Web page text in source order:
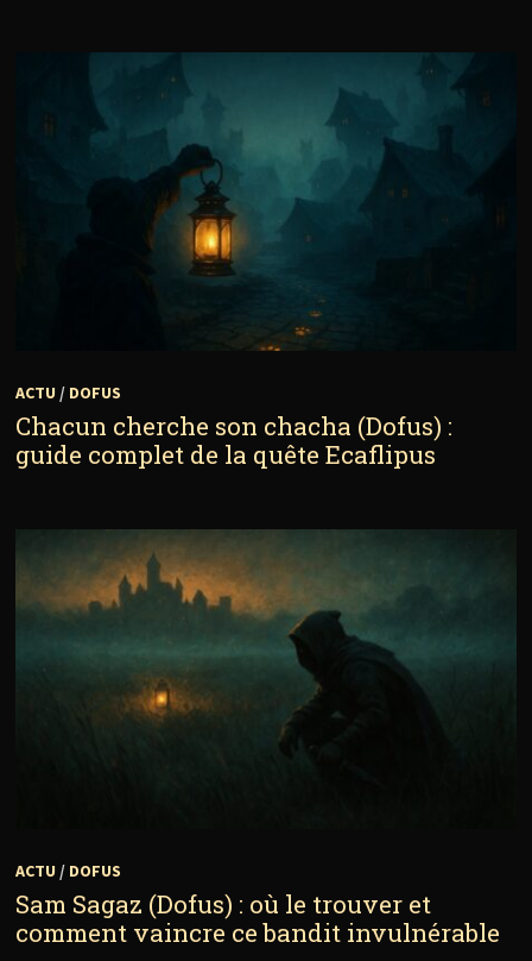
ACTU / DOFUS
Chacun cherche son chacha (Dofus) :
guide complet de la quête Ecaflipus
ACTU / DOFUS
Sam Sagaz (Dofus) : où le trouver et
comment vaincre ce bandit invulnérable